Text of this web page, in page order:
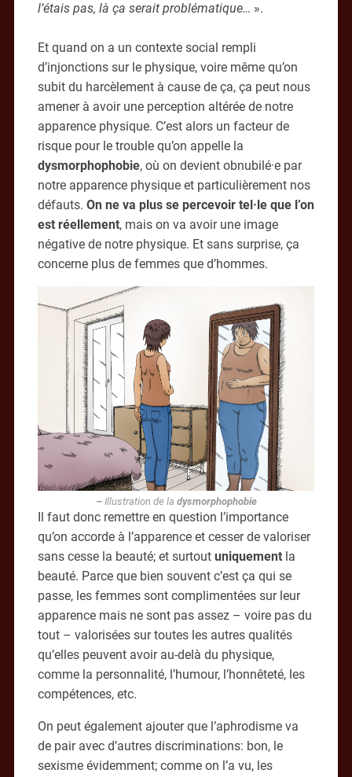
l’étais pas, là ça serait problématique… ».
Et quand on a un contexte social rempli
d’injonctions sur le physique, voire même qu’on
subit du harcèlement à cause de ça, ça peut nous
amener à avoir une perception altérée de notre
apparence physique. C’est alors un facteur de
risque pour le trouble qu’on appelle la
dysmorphophobie, où on devient obnubilé·e par
notre apparence physique et particulièrement nos
défauts. On ne va plus se percevoir tel·le que l’on
est réellement, mais on va avoir une image
négative de notre physique. Et sans surprise, ça
concerne plus de femmes que d’hommes.
– Illustration de la dysmorphophobie
Il faut donc remettre en question l’importance
qu’on accorde à l’apparence et cesser de valoriser
sans cesse la beauté; et surtout uniquementla
beauté. Parce que bien souvent c’est ça qui se
passe, les femmes sont complimentées sur leur
apparence mais ne sont pas assez – voire pas du
tout – valorisées sur toutes les autres qualités
qu’elles peuvent avoir au-delà du physique,
comme la personnalité, l’humour, l’honnêteté, les
compétences, etc.
On peut également ajouter que l’aphrodisme va
de pair avec d’autres discriminations: bon, le
sexisme évidemment; comme on l’a vu, les